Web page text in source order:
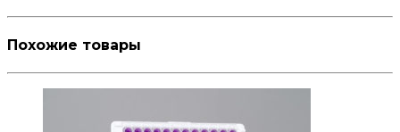
Похожие товары